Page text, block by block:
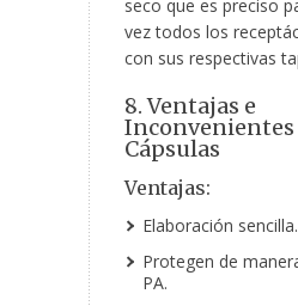
seco que es preciso
vez todos los
con sus respectivas
8. Ventajas e
Inconvenientes
Cápsulas
Ventajas:
Elaboración sencilla.
Protegen de
PA.